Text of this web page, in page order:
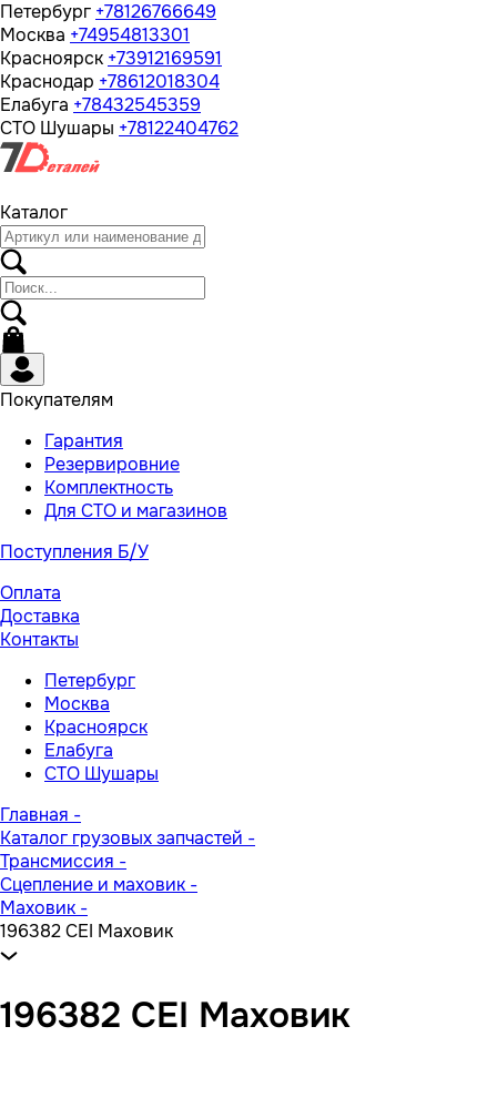
Петербург +78126766649
Москва +74954813301
Красноярск +73912169591
Краснодар +78612018304
Елабуга +78432545359
СТО Шушары +78122404762
Каталог
Покупателям
Гарантия
Резервировние
Комплектность
Для СТО и магазинов
Поступления Б/У
Оплата
Доставка
Контакты
Петербург
Москва
Красноярск
Елабуга
СТО Шушары
Главная -
Каталог грузовых запчастей -
Трансмиссия -
Сцепление и маховик -
Маховик -
196382 CEI Маховик
196382 CEI Маховик